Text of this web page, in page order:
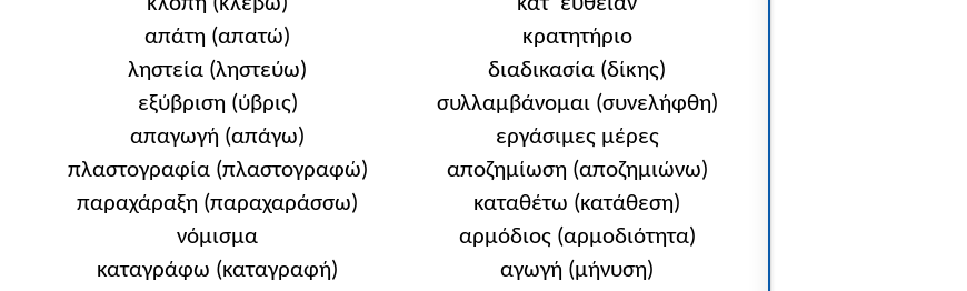
απάτη (απατώ)
ληστεία (ληστεύω)
εξύβριση (ύβρις)
απαγωγή (απάγω)
πλαστογραφία (πλαστογραφώ)
παραχάραξη (παραχαράσσω)
νόμισμα
καταγράφω (καταγραφή)
κρατητήριο
διαδικασία (δίκης)
συλλαμβάνομαι (συνελήφθη)
εργάσιμες μέρες
αποζημίωση (αποζημιώνω)
καταθέτω (κατάθεση)
αρμόδιος (αρμοδιότητα)
αγωγή (μήνυση)